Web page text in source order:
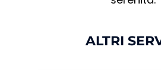
ALTRI